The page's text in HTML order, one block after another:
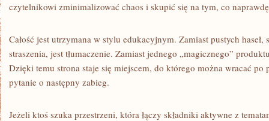
czytelnikowi zminimalizować chaos i skupić się na tym, co naprawdę
Całość jest utrzymana w stylu edukacyjnym. Zamiast pustych haseł,
straszenia, jest tłumaczenie. Zamiast jednego „magicznego”
Dzięki temu strona staje się miejscem, do którego można wracać
pytanie o następny zabieg.
Jeżeli ktoś szuka przestrzeni, która łączy składniki aktywne z